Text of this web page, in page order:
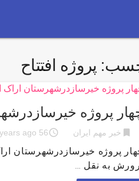
پروژه افتتاح
پروژه
bookmark خبر مهم ایران access_time
56 years ago
پروژه خیرسازدرشهرستان
به نقل …